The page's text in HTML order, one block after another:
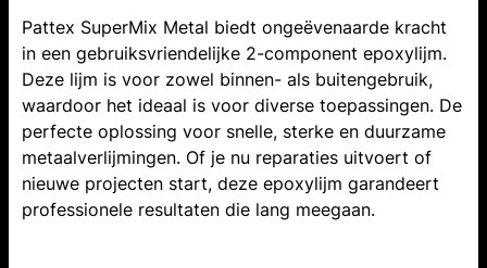
Pattex SuperMix Metal biedt ongeëvenaarde kracht
in een gebruiksvriendelijke 2-component epoxylijm.
Deze lijm is voor zowel binnen- als buitengebruik,
waardoor het ideaal is voor diverse toepassingen. De
perfecte oplossing voor snelle, sterke en duurzame
metaalverlijmingen. Of je nu reparaties uitvoert of
nieuwe projecten start, deze epoxylijm garandeert
professionele resultaten die lang meegaan.